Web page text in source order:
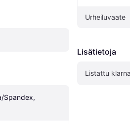
Spandex,
Urheiluvaate
Lisätietoja
Listattu